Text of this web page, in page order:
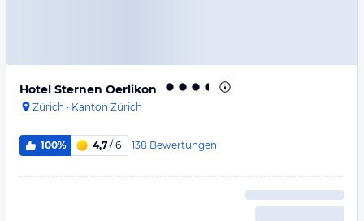
Hotel Sternen Oerlikon
Zürich · Kanton Zürich
100% 4,7 / 6 138 Bewertungen